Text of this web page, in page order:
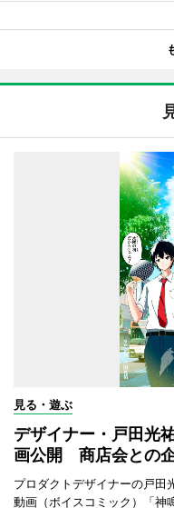
見る・遊ぶ
デザイナー・戸田光
画公開 商店会との
プロダクトデザイナーの戸田
動画（ボイスコミック）「神